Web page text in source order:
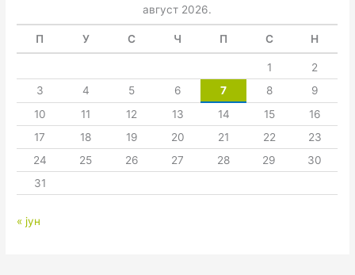
август 2026.
П У С Ч П С Н
1
2
3
4 5 6 7 8
9
10
11 12 13 14 15
16
17
18 19 20 21 22
23
24
25 26 27 28 29
30
31
« јун